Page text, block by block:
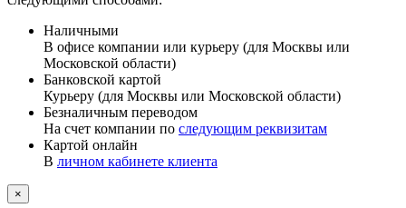
Наличными
В офисе компании или курьеру (для Москвы или
Московской области)
Банковской картой
Курьеру (для Москвы или Московской области)
Безналичным переводом
На счет компании по следующим реквизитам
Картой онлайн
В личном кабинете клиента
×